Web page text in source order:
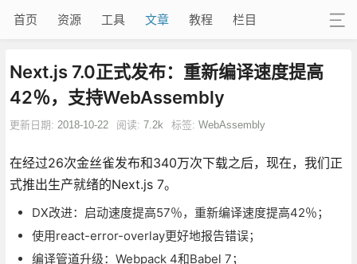
首页 资源 工具 文章 教程 栏目
Next.js 7.0正式发布：重新编译速度提高
42％，支持WebAssembly
更新日期: 2018-10-22 阅读: 7.2k 标签: WebAssembly
在经过26次金丝雀发布和340万次下载之后，现在，我们正
式推出生产就绪的Next.js 7。
DX改进：启动速度提高57％，重新编译速度提高42％；
使用react-error-overlay更好地报告错误；
编译管道升级：Webpack 4和Babel 7；